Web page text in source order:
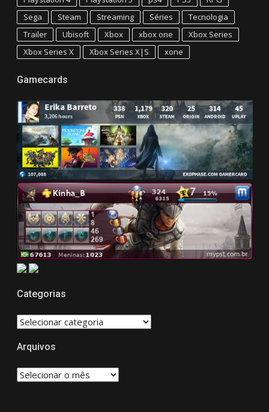
Sega
Steam Streaming Séries
Tecnologia
Trailer
Ubisoft Xbox xbox one
Xbox Series
Xbox Series X
Xbox Series X|S xone
Gamecards
Categorias
CATEGORIAS
Arquivos
Arquivos